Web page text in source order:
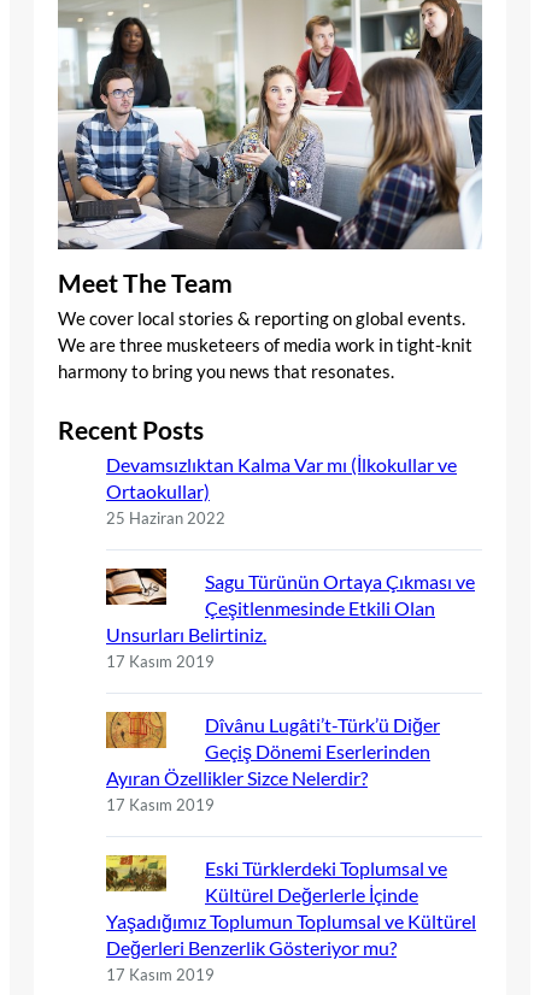
Meet The Team
We cover local stories & reporting on global events.
We are three musketeers of media work in tight-knit
harmony to bring you news that resonates.
Recent Posts
Devamsızlıktan Kalma Var mı (İlkokullar ve
Ortaokullar)
25 Haziran 2022
Sagu Türünün Ortaya Çıkması ve
Çeşitlenmesinde Etkili Olan
Unsurları Belirtiniz.
17 Kasım 2019
Dîvânu Lugâti’t-Türk’ü Diğer
Geçiş Dönemi Eserlerinden
Ayıran Özellikler Sizce Nelerdir?
17 Kasım 2019
Eski Türklerdeki Toplumsal ve
Kültürel Değerlerle İçinde
Yaşadığımız Toplumun Toplumsal ve Kültürel
Değerleri Benzerlik Gösteriyor mu?
17 Kasım 2019